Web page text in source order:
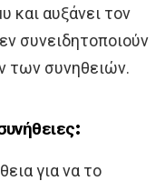
και αυξάνει τον
συνειδητοποιούν
των συνηθειών.
για να το